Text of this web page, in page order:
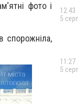
фото і
спорожніла,
12:43
5
11:27
5